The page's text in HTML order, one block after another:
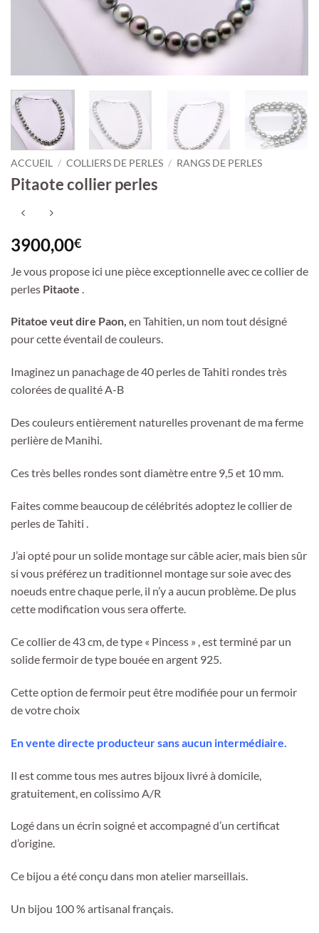
ACCUEIL / COLLIERS DE PERLES / RANGS DE PERLES
Pitaote collier perles
3900,00€
Je vous propose ici une pièce exceptionnelle avec ce collier de
perles Pitaote
Pitatoe veut dire Paon, en Tahitien, un nom tout désigné
pour cette éventail de couleurs.
Imaginez un panachage de 40 perles de Tahiti rondes très
colorées de qualité A-B
Des couleurs entièrement naturelles provenant de ma ferme
perlière de Manihi.
Ces très belles rondes sont diamètre entre 9,5 et 10 mm.
Faites comme beaucoup de célébrités adoptez le collier de
perles de Tahiti .
J’ai opté pour un solide montage sur câble acier, mais bien sûr
si vous préférez un traditionnel montage sur soie avec des
noeuds entre chaque perle, il n’y a aucun problème. De plus
cette modification vous sera offerte.
Ce collier de 43 cm, de type « Pincess » , est terminé par un
solide fermoir de type bouée en argent 925.
Cette option de fermoir peut être modifiée pour un fermoir
de votre choix
En vente directe producteur sans aucun intermédiaire.
Il est comme tous mes autres bijoux livré à domicile,
gratuitement, en colissimo A/R
Logé dans un écrin soigné et accompagné d’un certificat
d’origine.
Ce bijou a été conçu dans mon atelier marseillais.
Un bijou 100 % artisanal français.